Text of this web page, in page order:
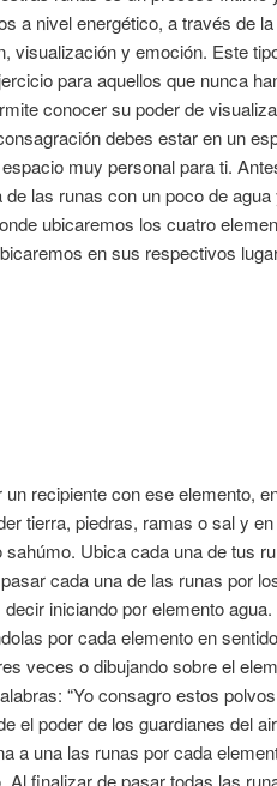
a nivel energético, a través de
visualización y emoción. Este
para aquellos que nunca
conocer su poder de
debes estar en un
muy personal para ti.
las runas con un poco de
ubicaremos los cuatro
en sus respectivos
recipiente con ese elemento,
tierra, piedras, ramas o sal y
Ubica cada una de tus
cada una de las runas por
iniciando por elemento
por cada elemento en
veces o dibujando sobre el
“Yo consagro estos
el poder de los guardianes del
a una las runas por cada
Al finalizar de pasar todas las